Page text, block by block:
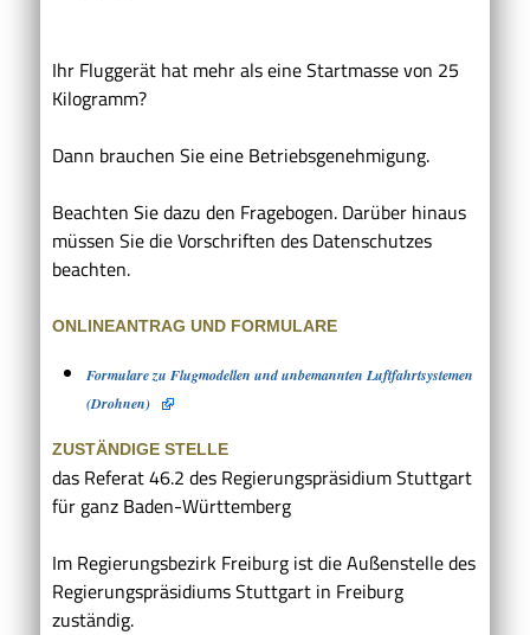
Ihr Fluggerät hat mehr als eine Startmasse von 25
Kilogramm?
Dann brauchen Sie eine Betriebsgenehmigung.
Beachten Sie dazu den Fragebogen. Darüber hinaus
müssen Sie die Vorschriften des Datenschutzes
beachten.
ONLINEANTRAG UND FORMULARE
Formulare zu Flugmodellen und unbemannten Luftfahrtsystemen
(Drohnen)
ZUSTÄNDIGE STELLE
das Referat 46.2 des Regierungspräsidium Stuttgart
für ganz Baden-Württemberg
Im Regierungsbezirk Freiburg ist die Außenstelle des
Regierungspräsidiums Stuttgart in Freiburg
zuständig.